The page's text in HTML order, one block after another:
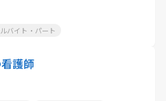
バイト・パート
護師